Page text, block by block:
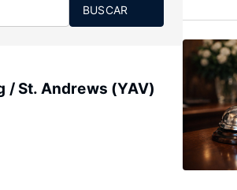
BUSCAR
/ St. Andrews (YAV)